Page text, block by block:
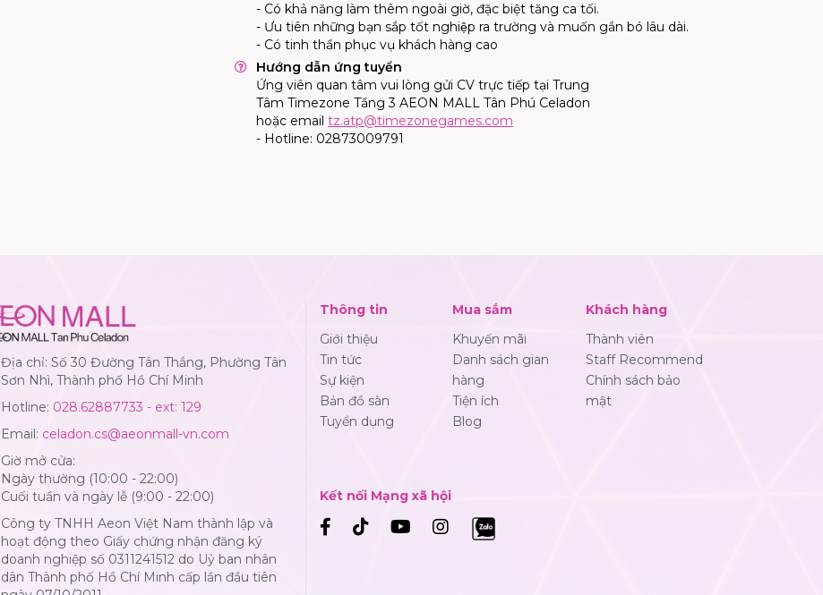
- Có khả năng làm thêm ngoài giờ, đặc biệt tăng ca tối.
- Ưu tiên những bạn sắp tốt nghiệp ra trường và muốn gắn bó lâu dài.
- Có tinh thần phục vụ khách hàng cao
Hướng dẫn ứng tuyển
Ứng viên quan tâm vui lòng gửi CV trực tiếp tại Trung
Tâm Timezone Tầng 3 AEON MALL Tân Phú Celadon
hoặc email tz.atp@timezonegames.com
- Hotline: 02873009791
Địa chỉ: Số 30 Đường Tân Thắng, Phường Tân
Sơn Nhì, Thành phố Hồ Chí Minh
Hotline: 028.62887733 - ext: 129
Email: celadon.cs@aeonmall-vn.com
Giờ mở cửa:
Ngày thường (10:00 - 22:00)
Cuối tuần và ngày lễ (9:00 - 22:00)
Công ty TNHH Aeon Việt Nam thành lập và
hoạt động theo Giấy chứng nhận đăng ký
doanh nghiệp số 0311241512 do Uỷ ban nhân
dân Thành phố Hồ Chí Minh cấp lần đầu tiên
Thông tin
Giới thiệu
Tin tức
Sự kiện
Bản đồ sàn
Tuyển dụng
Mua sắm
Khuyến mãi
Danh sách gian
hàng
Tiện ích
Blog
Khách hàng
Thành viên
Staff Recommend
Chính sách bảo
mật
Kết nối Mạng xã hội